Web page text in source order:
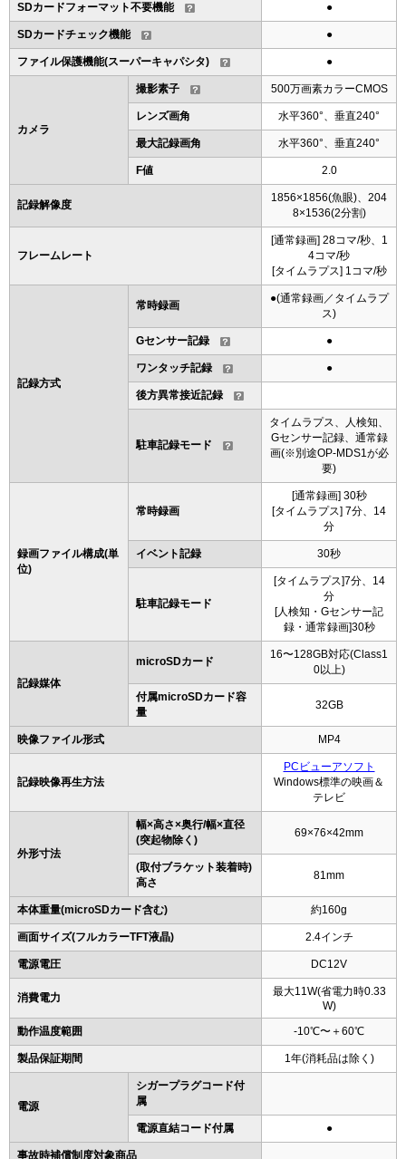
SDカードフォーマット不要機能 ●
SDカードチェック機能 ●
ファイル保護機能(スーパーキャパシタ) ●
カメラ
撮影素子 500万画素カラーCMOS
レンズ画角 水平360°、垂直240°
最大記録画角 水平360°、垂直240°
F値 2.0
記録解像度
1856×1856(魚眼)、204
8×1536(2分割)
フレームレート
[通常録画] 28コマ/秒、1
4コマ/秒
[タイムラプス] 1コマ/秒
記録方式
常時録画
●(通常録画／タイムラプ
ス)
Gセンサー記録 ●
ワンタッチ記録 ●
後方異常接近記録
駐車記録モード
タイムラプス、人検知、
Gセンサー記録、通常録
画(※別途OP-MDS1が必
要)
録画ファイル構成(単
位)
常時録画
[通常録画] 30秒
[タイムラプス] 7分、14
分
イベント記録 30秒
駐車記録モード
[タイムラプス]7分、14
分
[人検知・Gセンサー記
録・通常録画]30秒
記録媒体
microSDカード
16〜128GB対応(Class1
0以上)
付属microSDカード容
量
32GB
映像ファイル形式 MP4
記録映像再生方法
PCビューアソフト
Windows標準の映画＆
テレビ
外形寸法
幅×高さ×奥行/幅×直径
(突起物除く)
69×76×42mm
(取付ブラケット装着時)
高さ
81mm
本体重量(microSDカード含む) 約160g
画面サイズ(フルカラーTFT液晶) 2.4インチ
電源電圧 DC12V
消費電力
最大11W(省電力時0.33
W)
動作温度範囲
-10℃〜＋60℃
製品保証期間 1年(消耗品は除く)
電源
シガープラグコード付
属
電源直結コード付属 ●
事故時補償制度対象商品